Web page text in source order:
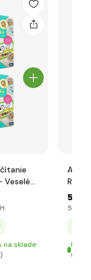
Veselé
na sklade
Albi
59
57
(U